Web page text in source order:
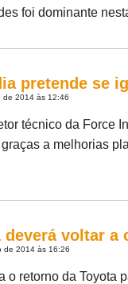
foi dominante
pretende se
de 2014 às 12:46
técnico da Force
a melhorias
deverá voltar a
de 2014 às 16:26
o retorno da Toyota